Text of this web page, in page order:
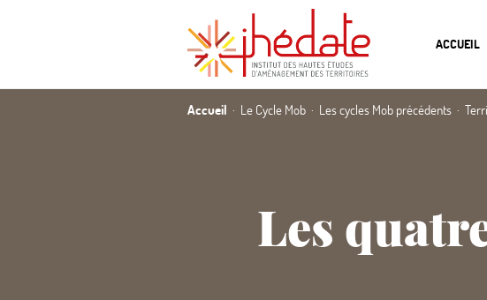
ACCUEIL
Accueil Le Cycle Mob Les cycles Mob précédents
Les